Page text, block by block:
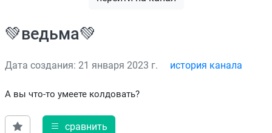
💚ведьма💚
Дата создания: 21 января 2023 г. история канала
А вы что-то умеете колдовать?
сравнить